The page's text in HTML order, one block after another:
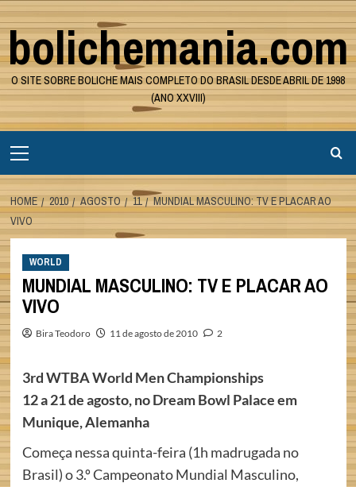
Skip
to
content
bolichemania.com
O SITE SOBRE BOLICHE MAIS COMPLETO DO BRASIL DESDE ABRIL DE 1998
(ANO XXVIII)
Menu
HOME 2010 AGOSTO 11
MUNDIAL MASCULINO: TV E PLACAR AO
VIVO
WORLD
MUNDIAL MASCULINO: TV E PLACAR AO
VIVO
Bira Teodoro 11 de agosto de 2010 2
3rd WTBA World Men Championships
12 a 21 de agosto, no Dream Bowl Palace em
Munique, Alemanha
Começa nessa quinta-feira (1h madrugada no
Brasil) o 3.º Campeonato Mundial Masculino,